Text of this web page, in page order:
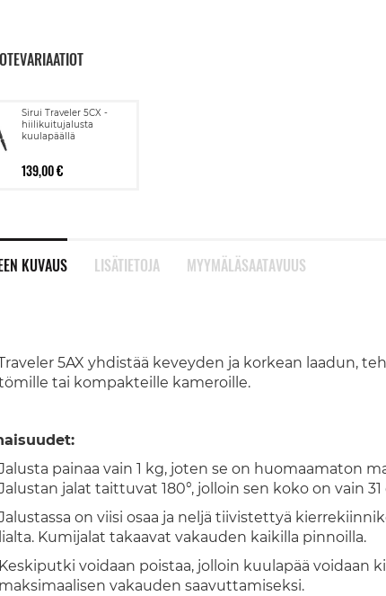
Sirui Traveler 5CX -
hiilikuitujalusta
kuulapäällä
139,00 €
KUVAUS
5AX yhdistää keveyden ja korkean laadun,
tai kompakteille kameroille.
painaa vain 1 kg, joten se on huomaamaton
jalat taittuvat 180°, jolloin sen koko on vain
on viisi osaa ja neljä tiivistettyä
lialta. Kumijalat takaavat vakauden kaikilla pinnoilla.
Keskiputki voidaan poistaa, jolloin kuulapää voidaan
maksimaalisen vakauden saavuttamiseksi.
LISÄTIETOJA MYYMÄLÄSAATAVUUS